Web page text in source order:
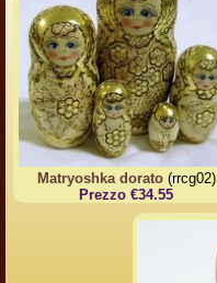
Matryoshka dorato(rrcg02)
Prezzo €34.55